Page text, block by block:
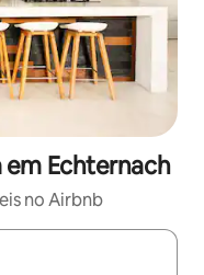
Echternach
no Airbnb
explore-os